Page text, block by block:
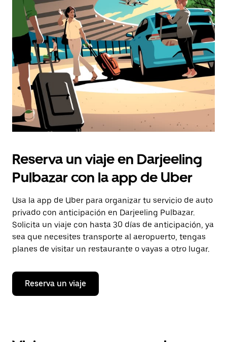
Presiona
tecla Esc
para
cerrar
el
calendario.
Reserva un viaje en Darjeeling
Pulbazar con la app de Uber
Usa la app de Uber para organizar tu servicio de auto
privado con anticipación en Darjeeling Pulbazar.
Solicita un viaje con hasta 30 días de anticipación, ya
sea que necesites transporte al aeropuerto, tengas
planes de visitar un restaurante o vayas a otro lugar.
Reserva un viaje